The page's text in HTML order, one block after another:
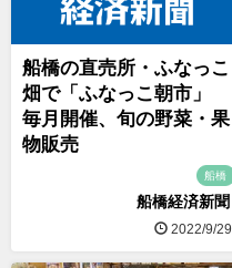
船橋の直売所・ふなっこ
畑で「ふなっこ朝市」
毎月開催、旬の野菜・果
物販売
船橋
船橋経済新聞
2022/9/29